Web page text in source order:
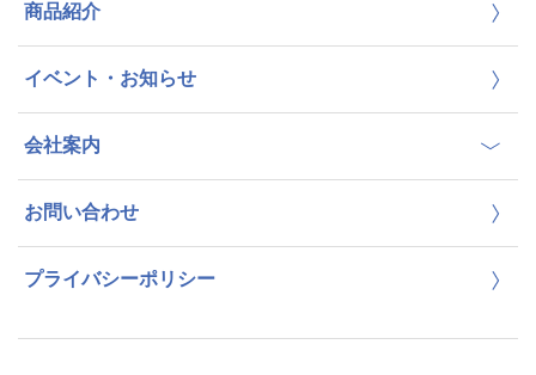
商品紹介
イベント・お知らせ
会社案内
お問い合わせ
プライバシーポリシー